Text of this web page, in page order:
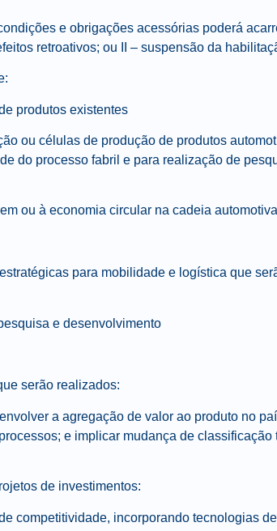
e obrigações acessórias poderá
retroativos; ou II – suspensão da
produtos existentes
ou células de produção de produtos
do processo fabril e para realização de
ou à economia circular na cadeia
para mobilidade e logística que
e desenvolvimento
serão realizados:
a agregação de valor ao produto no
e implicar mudança de classificação
de investimentos:
competitividade, incorporando tecnologias